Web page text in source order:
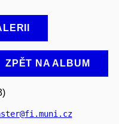
ZPĚT NA ALBUM
@fi.muni.cz